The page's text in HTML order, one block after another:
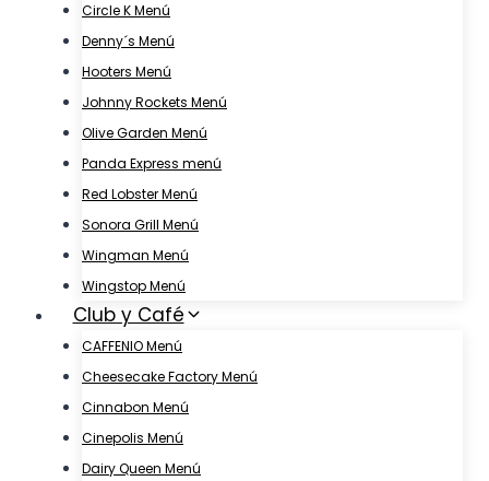
Circle K Menú
Denny´s Menú
Hooters Menú
Johnny Rockets Menú
Olive Garden Menú
Panda Express menú
Red Lobster Menú
Sonora Grill Menú
Wingman Menú
Wingstop Menú
Club y Café
CAFFENIO Menú
Cheesecake Factory Menú
Cinnabon Menú
Cinepolis Menú
Dairy Queen Menú